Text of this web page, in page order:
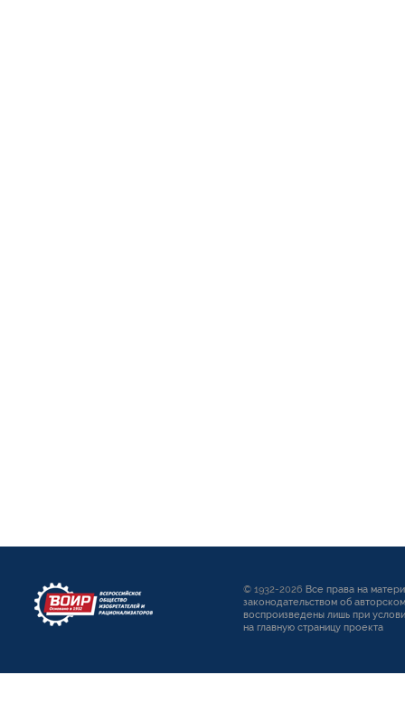
© 1932-2026 Все права на
законодательством об
воспроизведены лишь при
на главную страницу проекта